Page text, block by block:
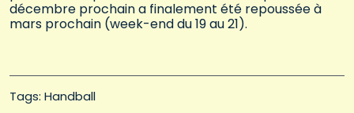
décembre prochain a finalement été repoussée à
mars prochain (week-end du 19 au 21).
Tags: Handball